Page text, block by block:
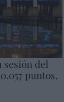
sesión del
puntos,